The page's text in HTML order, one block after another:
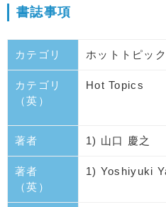
書誌事項
カテゴリ ホットトピッ
カテゴリ
（英）
Hot Topics
著者 1) 山口 慶之
著者
（英）
1) Yoshiyuki